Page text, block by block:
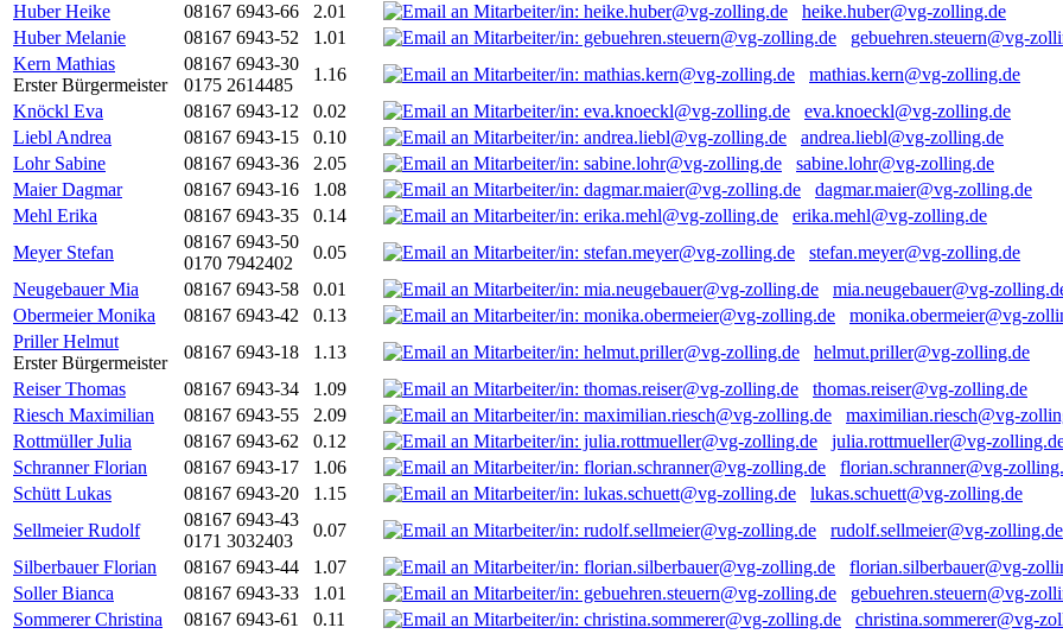
Huber Heike
08167 6943-66 2.01
heike.huber@vg-zolling.de
Huber Melanie
08167 6943-52 1.01
gebuehren.steuern@vg-
Kern Mathias
Erster Bürgermeister
08167 6943-30
0175 2614485
1.16
mathias.kern@vg-zolling.de
Knöckl Eva
08167 6943-12 0.02
eva.knoeckl@vg-zolling.de
Liebl Andrea
08167 6943-15 0.10
andrea.liebl@vg-zolling.de
Lohr Sabine
08167 6943-36 2.05
sabine.lohr@vg-zolling.de
Maier Dagmar
08167 6943-16 1.08
dagmar.maier@vg-zolling.de
Mehl Erika
08167 6943-35 0.14
erika.mehl@vg-zolling.de
Meyer Stefan
08167 6943-50
0170 7942402
0.05
stefan.meyer@vg-zolling.de
Neugebauer Mia
08167 6943-58 0.01
mia.neugebauer@vg-
Obermeier Monika
08167 6943-42 0.13
monika.obermeier@vg-
Priller Helmut
Erster Bürgermeister
08167 6943-18 1.13
helmut.priller@vg-zolling.de
Reiser Thomas
08167 6943-34 1.09
thomas.reiser@vg-zolling.de
Riesch Maximilian
08167 6943-55 2.09
maximilian.riesch@vg-
Rottmüller Julia
08167 6943-62 0.12
julia.rottmueller@vg-
Schranner Florian
08167 6943-17 1.06
florian.schranner@vg-
Schütt Lukas
08167 6943-20 1.15
lukas.schuett@vg-zolling.de
Sellmeier Rudolf
08167 6943-43
0171 3032403
0.07
rudolf.sellmeier@vg-zolling.de
Silberbauer Florian
08167 6943-44 1.07
florian.silberbauer@vg-
Soller Bianca
08167 6943-33 1.01
gebuehren.steuern@vg-
Sommerer Christina
08167 6943-61 0.11
christina.sommerer@vg-